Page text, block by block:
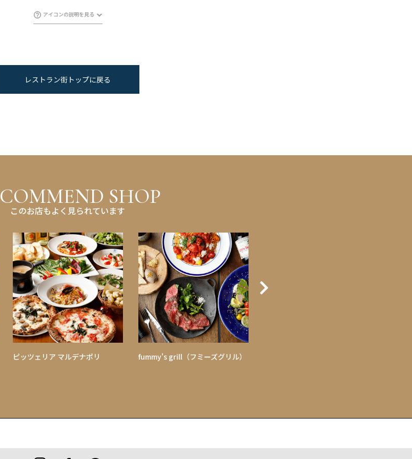
アイコンの説明を見る
レストラン街トップに戻る
COMMEND SHOP
このお店もよく見られています
ピッツェリア マルデナポリ fummy's grill（フミーズグリル）